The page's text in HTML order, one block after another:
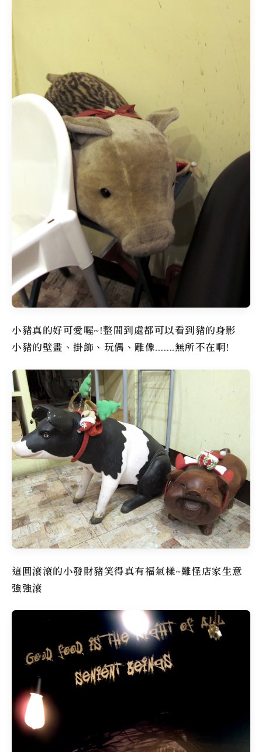
小豬真的好可愛喔~!整間到處都可以看到豬的身影
小豬的壁畫、掛飾、玩偶、雕像…….無所不在啊!
這圓滾滾的小發財豬笑得真有福氣樣~難怪店家生意
強強滾